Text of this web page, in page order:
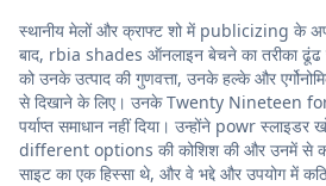
स्थानीय मेलों और क्राफ्ट शो में publicizing के
बाद, rbia shades ऑनलाइन बेचने का तरीका
को उनके उत्पाद की गुणवत्ता, उनके हल्के और
से दिखाने के लिए। उनके Twenty Nineteen
पर्याप्त समाधान नहीं दिया। उन्होंने powr
different options की कोशिश की और उनमें से
साइट का एक हिस्सा थे, और वे भद्दे और उपयोग में